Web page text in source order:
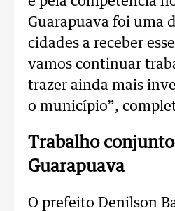
Guarapuava foi uma
cidades a receber
vamos continuar
trazer ainda mais
o município”,
Trabalho
Guarapuava
O prefeito Denilson